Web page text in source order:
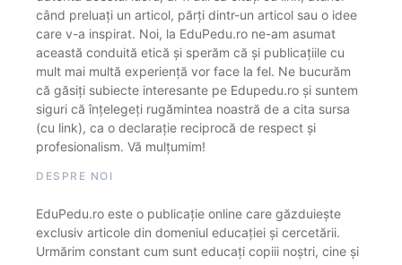
când preluați un articol, părți dintr-un articol sau o idee
care v-a inspirat. Noi, la EduPedu.ro ne-am asumat
această conduită etică și sperăm că și publicațiile cu
mult mai multă experiență vor face la fel. Ne bucurăm
că găsiți subiecte interesante pe Edupedu.ro și suntem
siguri că înțelegeți rugămintea noastră de a cita sursa
(cu link), ca o declarație reciprocă de respect și
profesionalism. Vă mulțumim!
DESPRE NOI
EduPedu.ro este o publicație online care găzduiește
exclusiv articole din domeniul educației și cercetării.
Urmărim constant cum sunt educați copiii noștri, cine și